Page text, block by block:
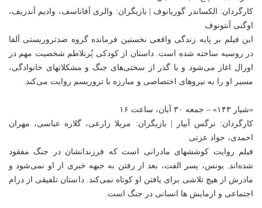
کارگردان: الکساندر گوریانوف | بازیگران: والری آفاناسف، وادیم آندریف،
اوگنی آنتونوف
این فیلم بر پایه زندگی واقعی نخستین فرمانده گروه ضدتروریستی آلفا
در روسیه ساخته شده است. داستان از کودکی پُرتلاطم شخصیت مهم در
اورال اغاز می‌شود و با گذر از سختی‌های جنگ و مشکلاتهای خانوادگی،
مسیر او را به نیروهای اختصاصی و مبارزه با تروریسم روایت می‌کند.
«شیار ۱۴۳» – جمعه ۳۰ آبان، ساعت ۱۶
کارگردان: نرگس آبیار | بازیگران: مریلا زارعی، گلاره عباسی، مهران
احمدی، جواد عزتی
فیلم روایت کوششهای مادرانی است که فرزندانشان در جنگ مفقود
شده‌اند. یونس، پسر الفت، بعد از رفتن به جبهه خبری از او نمی‌شود و
مادرش از هیچ تلاشی برای یافتن او کوتاه نمی‌کند. داستان تلفیقی از درام
اجتماعی و ازمایش ها انسانی در جنگ است.